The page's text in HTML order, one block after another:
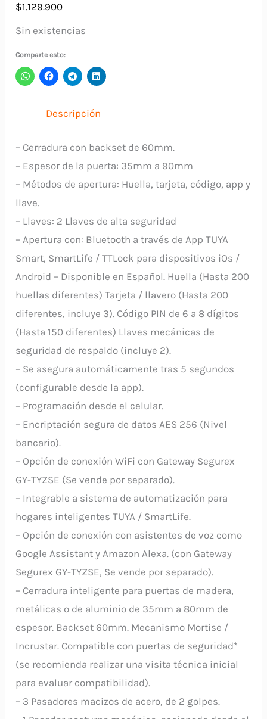
$1.129.900
Sin existencias
Comparte esto:
Descripción
– Cerradura con backset de 60mm.
– Espesor de la puerta: 35mm a 90mm
– Métodos de apertura: Huella, tarjeta, código, app y
llave.
– Llaves: 2 Llaves de alta seguridad
– Apertura con: Bluetooth a través de App TUYA
Smart, SmartLife / TTLock para dispositivos iOs /
Android – Disponible en Español. Huella (Hasta 200
huellas diferentes) Tarjeta / llavero (Hasta 200
diferentes, incluye 3). Código PIN de 6 a 8 dígitos
(Hasta 150 diferentes) Llaves mecánicas de
seguridad de respaldo (incluye 2).
– Se asegura automáticamente tras 5 segundos
(configurable desde la app).
– Programación desde el celular.
– Encriptación segura de datos AES 256 (Nivel
bancario).
– Opción de conexión WiFi con Gateway Segurex
GY-TYZSE (Se vende por separado).
– Integrable a sistema de automatización para
hogares inteligentes TUYA / SmartLife.
– Opción de conexión con asistentes de voz como
Google Assistant y Amazon Alexa. (con Gateway
Segurex GY-TYZSE, Se vende por separado).
– Cerradura inteligente para puertas de madera,
metálicas o de aluminio de 35mm a 80mm de
espesor. Backset 60mm. Mecanismo Mortise /
Incrustar. Compatible con puertas de seguridad*
(se recomienda realizar una visita técnica inicial
para evaluar compatibilidad).
– 3 Pasadores macizos de acero, de 2 golpes.